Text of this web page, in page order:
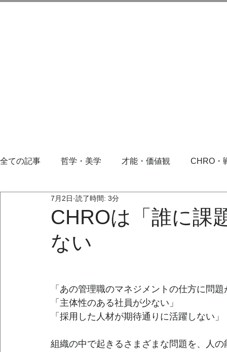
全ての記事 哲学・美学 才能・価値観 CHRO・
CHROは「誰に課
ない
7月2日 読了時間: 3分
「あの管理職のマネジメントの仕方に問
「主体性のある社員が少ない」
「採用した人材が期待通りに活躍しない」
組織の中で起きるさまざまな問題を、人の